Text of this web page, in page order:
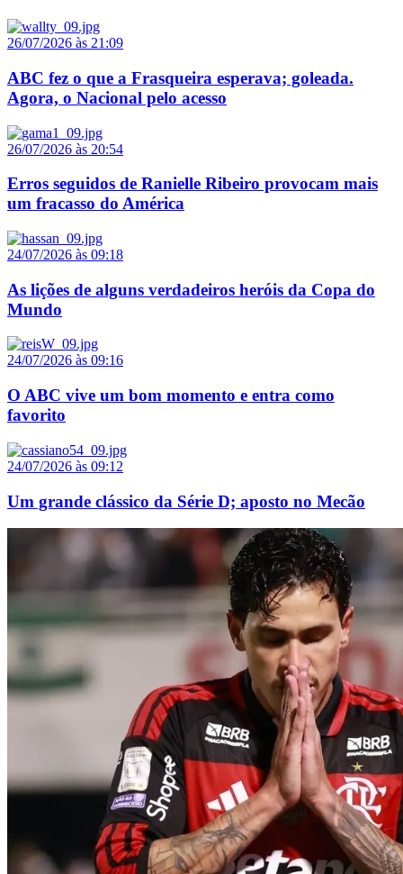
26/07/2026 às 21:09
ABC fez o que a Frasqueira esperava; goleada.
Agora, o Nacional pelo acesso
26/07/2026 às 20:54
Erros seguidos de Ranielle Ribeiro provocam mais
um fracasso do América
24/07/2026 às 09:18
As lições de alguns verdadeiros heróis da Copa do
Mundo
24/07/2026 às 09:16
O ABC vive um bom momento e entra como
favorito
24/07/2026 às 09:12
Um grande clássico da Série D; aposto no Mecão